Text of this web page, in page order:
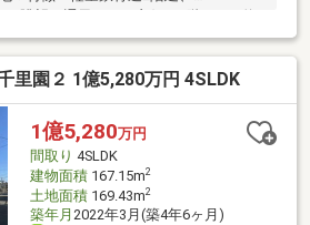
・眺望・通風ともに良好・1階LDKは約
南東側にバルコニー・お庭スペース有
浴室乾燥機※仮測量面積／約257.46平
日実施) 仮測量面積および寸周り間に
が未了のため、確定測量の結果増減す
い探しをお手伝いします
・ご相談はお気軽にお問い合わせく
里園２ 1億5,280万円 4SLDK
1億5,280万円
間取り 4SLDK
建物面積167.15m2
土地面積169.43m2
築年月 2022年3月(築4年6ヶ月)